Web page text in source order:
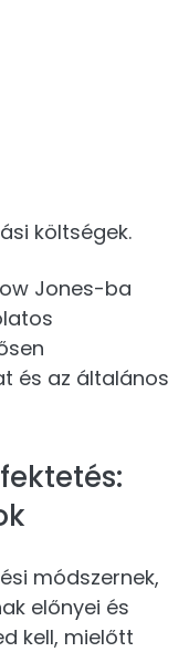
költségek.
Jones-ba
és az általános
módszernek,
előnyei és
kell, mielőtt